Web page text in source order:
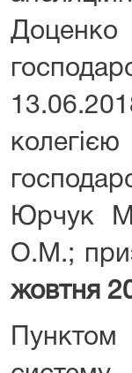
Юрчук
О.М.;
жовтня